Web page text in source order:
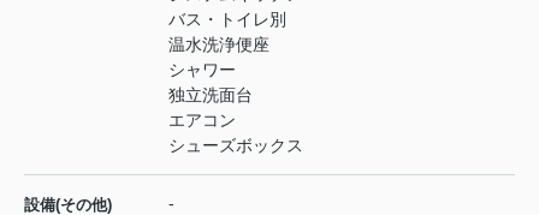
バス・トイレ別
温水洗浄便座
シャワー
独立洗面台
エアコン
シューズボックス
設備(その他) -